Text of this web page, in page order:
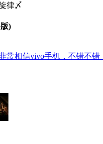
律〆
)
常相信vivo手机，不错不错